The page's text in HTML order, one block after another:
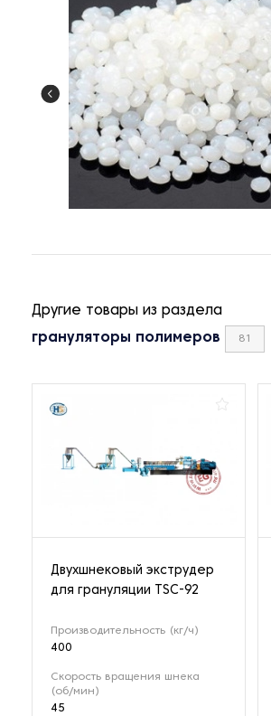
Другие товары из раздела
грануляторы полимеров 81
Двухшнековый экструдер
для грануляции TSC-92
Производительность (кг/ч)
400
Скорость вращения шнека
(об/мин)
45